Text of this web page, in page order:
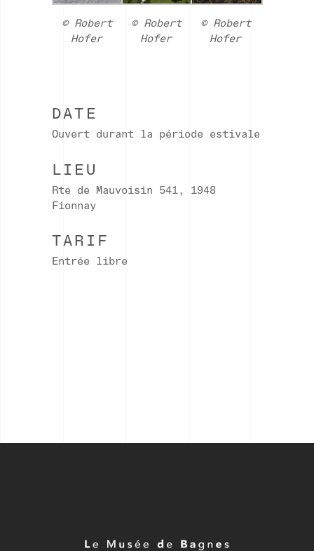
© Robert
Hofer
© Robert
Hofer
© Robert
Hofer
DATE
Ouvert durant la période estivale
LIEU
Rte de Mauvoisin 541, 1948
Fionnay
TARIF
Entrée libre